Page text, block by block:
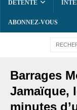
DÉTENTE
ABONNEZ-VOUS
Barrages
Jamaïque,
minutes